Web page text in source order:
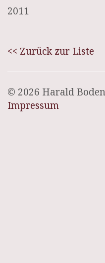
2011
<< Zurück zur Liste
© 2026 Harald
Impressum